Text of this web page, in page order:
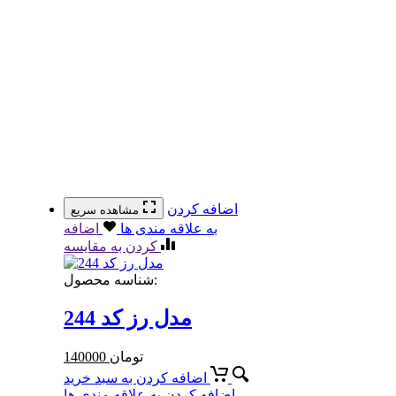
مشاهده سریع
اضافه کردن
به علاقه مندی ها
اضافه
کردن به مقایسه
شناسه محصول:
مدل رز کد 244
140000 تومان
اضافه کردن به سبد خرید